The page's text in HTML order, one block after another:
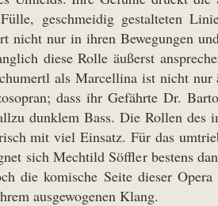
geschmeidig gestalteten
nicht nur in ihren Bewegungen
diese Rolle äußerst
als Marcellina ist nicht nur
dass ihr Gefährte Dr.
dunklem Bass. Die Rollen
mit viel Einsatz. Für das
sich Mechtild Söffler bestens
die komische Seite dieser
ausgewogenen Klang.